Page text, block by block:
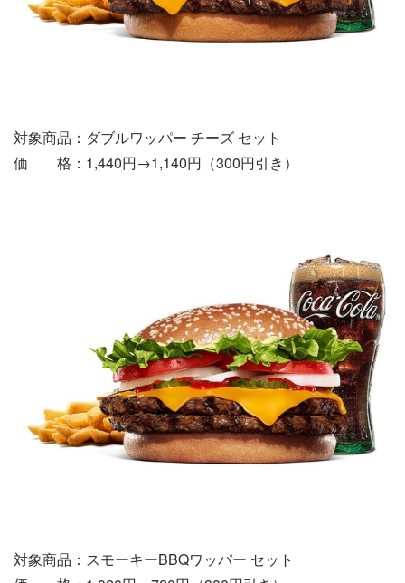
対象商品：ダブルワッパー チーズ セット
価 格：1,440円→1,140円（300円引き）
対象商品：スモーキーBBQワッパー セット